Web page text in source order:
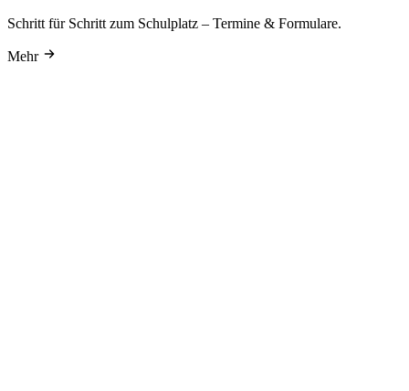
Schritt für Schritt zum Schulplatz – Termine & Formulare.
Mehr